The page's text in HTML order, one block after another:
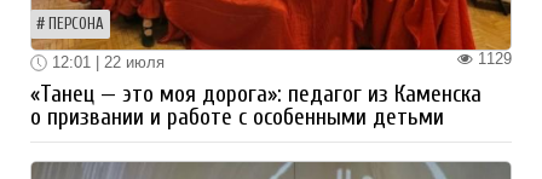
ПЕРСОНА
1129
12:01 | 22 июля
«Танец — это моя дорога»: педагог из Каменска
о призвании и работе с особенными детьми